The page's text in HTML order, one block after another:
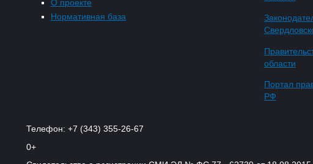
О проекте
Нормативная база
области
Портал
РФ
Телефон: +7 (343) 355-26-67
0+